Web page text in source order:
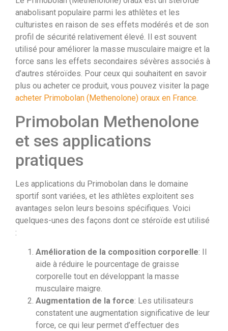
anabolisant populaire parmi les athlètes et les
culturistes en raison de ses effets modérés et de son
profil de sécurité relativement élevé. Il est souvent
utilisé pour améliorer la masse musculaire maigre et la
force sans les effets secondaires sévères associés à
d’autres stéroïdes. Pour ceux qui souhaitent en savoir
plus ou acheter ce produit, vous pouvez visiter la page
acheter Primobolan (Methenolone) oraux en France.
Primobolan Methenolone
et ses applications
pratiques
Les applications du Primobolan dans le domaine
sportif sont variées, et les athlètes exploitent ses
avantages selon leurs besoins spécifiques. Voici
quelques-unes des façons dont ce stéroïde est utilisé
:
Amélioration de la composition corporelle: Il
aide à réduire le pourcentage de graisse
corporelle tout en développant la masse
musculaire maigre.
Augmentation de la force: Les utilisateurs
constatent une augmentation significative de leur
force, ce qui leur permet d’effectuer des